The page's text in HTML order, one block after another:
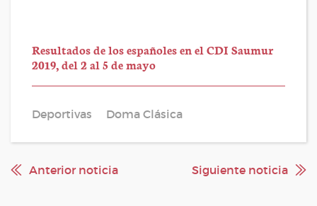
Resultados de los españoles en el CDI Saumur
2019, del 2 al 5 de mayo
Deportivas Doma Clásica
Anterior noticia Siguiente noticia